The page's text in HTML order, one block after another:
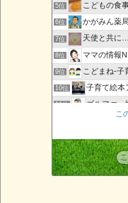
5位 こどもの食
6位 かがみん薬
7位 天使と共に
8位 ママの情報
9位 こどまね-子
10位 子育て絵本
11位 ゴルファー
子育て
14位 大崎すみこ
15位 『プレシャ
こ